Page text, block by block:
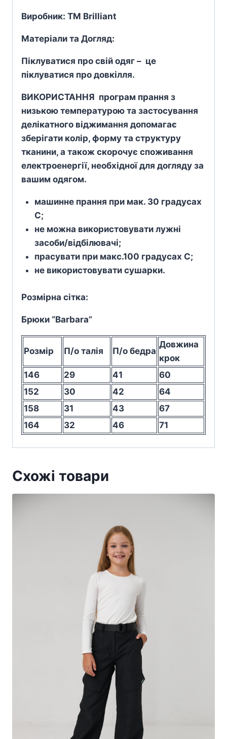
Виробник: TM Brilliant
Матеріали та Догляд:
Піклуватися про свій одяг – це
піклуватися про довкілля.
ВИКОРИСТАННЯ програм прання з
низькою температурою та застосування
делікатного віджимання допомагає
зберігати колір, форму та структуру
тканини, а також скорочує споживання
електроенергії, необхідної для догляду за
вашим одягом.
машинне прання при мак. 30 градусах
С;
не можна використовувати лужні
засоби/відбілювачі;
прасувати при макс.100 градусах С;
не використовувати сушарки.
Розмірна сітка:
Брюки “Barbara”
Розмір П/о талія П/о бедра
Довжина
крок
146
29 41
60
152
30 42
64
158
31 43
67
164
32 46 71
Схожі товари